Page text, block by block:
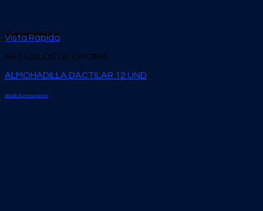
Vista Rápida
ARTÍCULOS DE OFICINA
ALMOHADILLA DACTILAR 12 UND
Añadir al presupuesto